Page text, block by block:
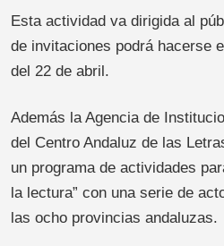
Esta actividad va dirigida al
de invitaciones podrá hacerse
del 22 de abril.
Además la Agencia de
del Centro Andaluz de las
un programa de actividades
la lectura” con una serie de
las ocho provincias andaluzas.